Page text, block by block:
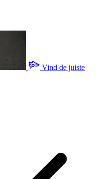
Vind de juiste